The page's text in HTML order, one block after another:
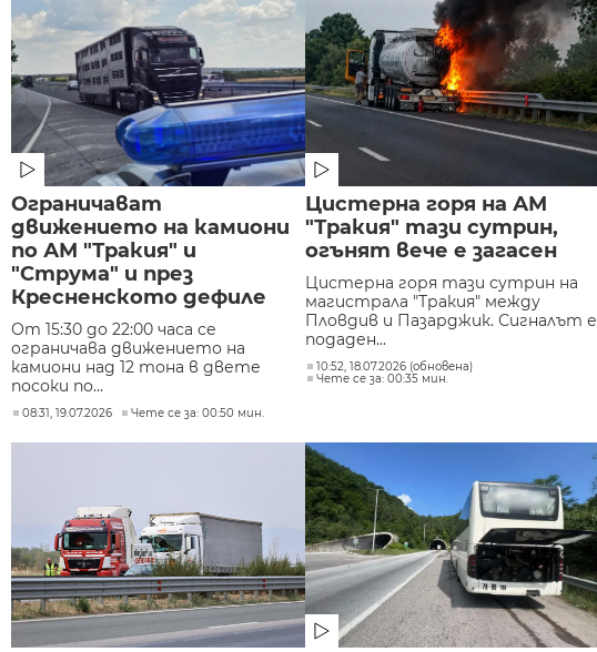
Ограничават
движението на камиони
по АМ "Тракия" и
"Струма" и през
Кресненското дефиле
От 15:30 до 22:00 часа се
ограничава движението на
камиони над 12 тона в двете
посоки по...
08:31, 19.07.2026 Чете се за: 00:50 мин.
Цистерна горя на АМ
"Тракия" тази сутрин,
огънят вече е загасен
Цистерна горя тази сутрин на
магистрала "Тракия" между
Пловдив и Пазарджик. Сигналът е
подаден...
10:52, 18.07.2026 (обновена)
Чете се за: 00:35 мин.